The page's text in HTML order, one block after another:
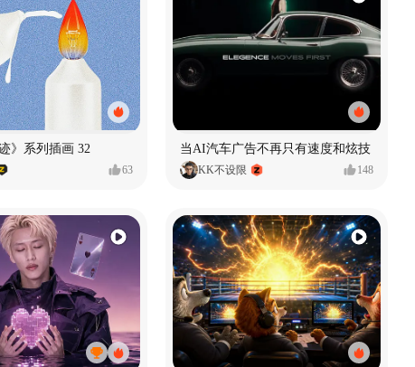
》系列插画 32
63
当AI汽车广告不再只有速度和炫技
KK不设限 148